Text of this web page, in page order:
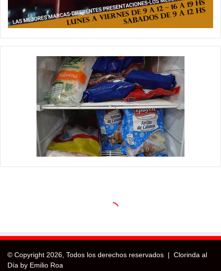
© Copyright 2026, Todos los derechos reservados | Clorinda al
Día by Emilio Roa